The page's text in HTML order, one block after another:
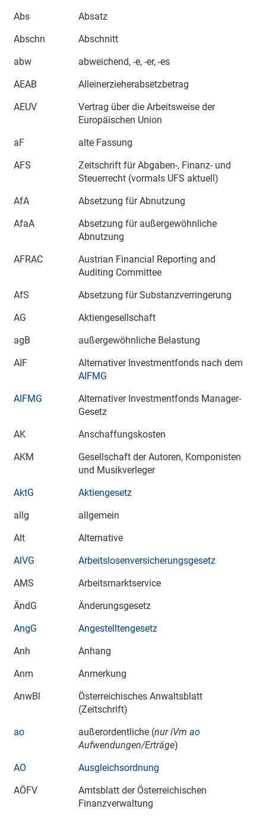
Abs
Absatz
Abschn
Abschnitt
abw
abweichend, -e, -er, -es
AEAB
Alleinerzieherabsetzbetrag
AEUV
Vertrag über die Arbeitsweise der
Europäischen Union
aF
alte Fassung
AFS
Zeitschrift für Abgaben-, Finanz- und
Steuerrecht (vormals UFS aktuell)
AfA
Absetzung für Abnutzung
AfaA
Absetzung für außergewöhnliche
Abnutzung
AFRAC
Austrian Financial Reporting and
Auditing Committee
AfS
Absetzung für Substanzverringerung
AG
Aktiengesellschaft
agB
außergewöhnliche Belastung
AIF
Alternativer Investmentfonds nach dem
AIFMG
AIFMG
Alternativer Investmentfonds Manager-
Gesetz
AK
Anschaffungskosten
AKM
Gesellschaft der Autoren, Komponisten
und Musikverleger
AktG
Aktiengesetz
allg
allgemein
Alt
Alternative
AlVG
Arbeitslosenversicherungsgesetz
AMS
Arbeitsmarktservice
ÄndG
Änderungsgesetz
AngG
Angestelltengesetz
Anh
Anhang
Anm
Anmerkung
AnwBl
Österreichisches Anwaltsblatt
(Zeitschrift)
ao
außerordentliche (nur iVm ao
Aufwendungen/Erträge)
AO
Ausgleichsordnung
AÖFV
Amtsblatt der Österreichischen
Finanzverwaltung